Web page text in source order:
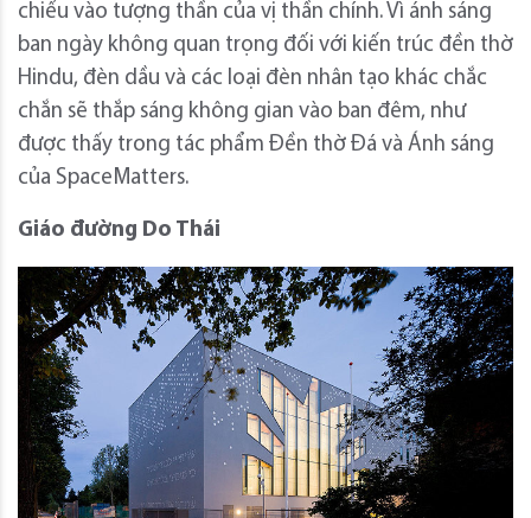
chiếu vào tượng thần của vị thần chính. Vì ánh sáng
ban ngày không quan trọng đối với kiến ​​trúc đền thờ
Hindu, đèn dầu và các loại đèn nhân tạo khác chắc
chắn sẽ thắp sáng không gian vào ban đêm, như
được thấy trong tác phẩm Đền thờ Đá và Ánh sáng
của SpaceMatters.
Giáo đường Do Thái